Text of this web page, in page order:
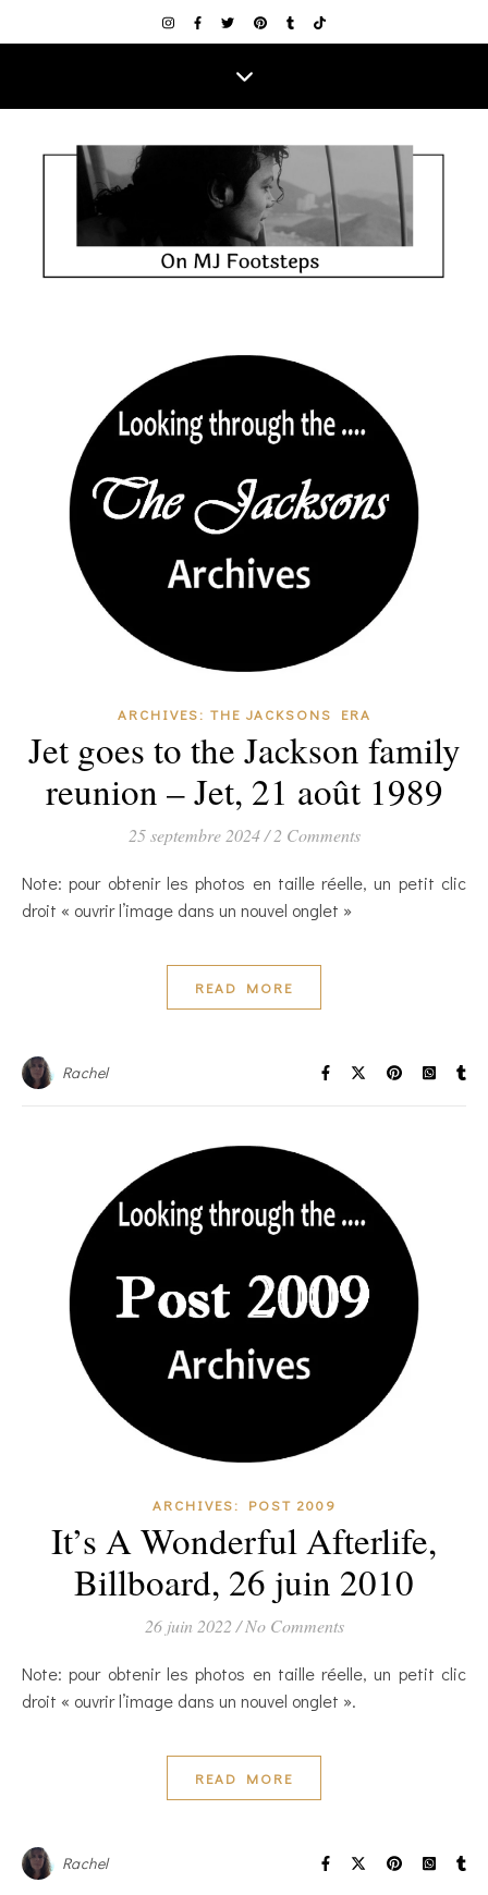
ARCHIVES: THE JACKSONS ERA
Jet goes to the Jackson family
reunion – Jet, 21 août 1989
25 septembre 2024 / 2 Comments
Note: pour obtenir les photos en taille réelle, un petit clic
droit « ouvrir l’image dans un nouvel onglet »
READ MORE
Rachel
ARCHIVES: POST 2009
It’s A Wonderful Afterlife,
Billboard, 26 juin 2010
26 juin 2022 / No Comments
Note: pour obtenir les photos en taille réelle, un petit clic
droit « ouvrir l’image dans un nouvel onglet ».
READ MORE
Rachel